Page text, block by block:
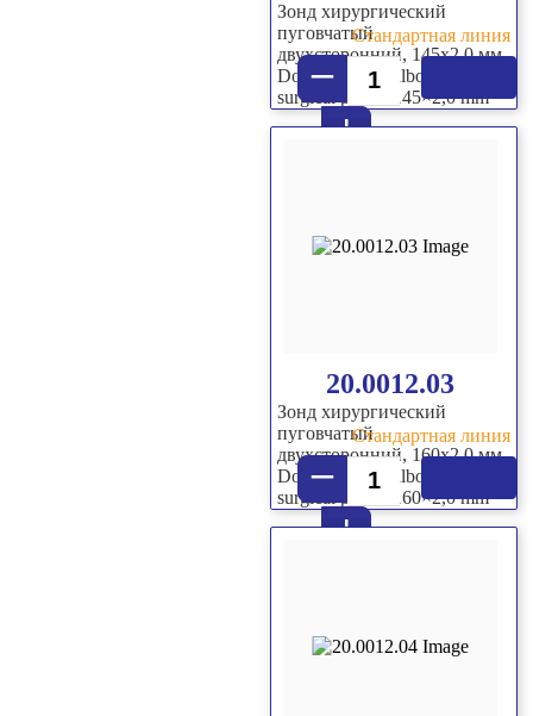
Зонд хирургический
пуговчатый
двухсторонний, 145х2,0 мм
Double sided bulbous-end
surgical probe, 145×2,0 mm
–
+
Стандартная линия
20.0012.03
Зонд хирургический
пуговчатый
двухсторонний, 160х2,0 мм
Double sided bulbous-end
surgical probe, 160×2,0 mm
–
+
Стандартная линия